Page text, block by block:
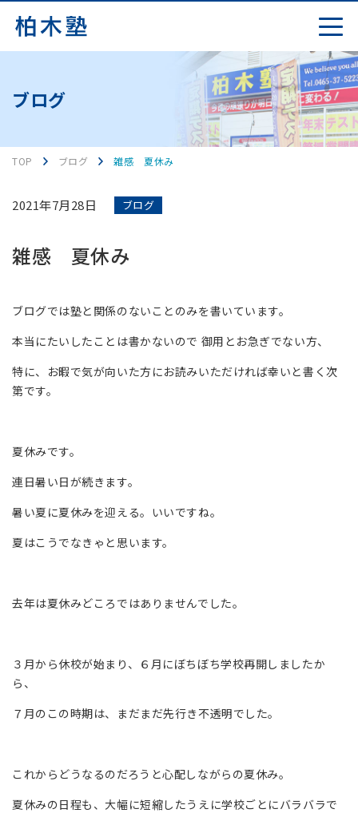
ブログ
TOP ブログ 雑感 夏休み
2021年7月28日 ブログ
雑感 夏休み
ブログでは塾と関係のないことのみを書いています。
本当にたいしたことは書かないので 御用とお急ぎでない方、
特に、お暇で気が向いた方にお読みいただければ幸いと書く次
第です。
夏休みです。
連日暑い日が続きます。
暑い夏に夏休みを迎える。いいですね。
夏はこうでなきゃと思います。
去年は夏休みどころではありませんでした。
３月から休校が始まり、６月にぼちぼち学校再開しましたか
ら、
７月のこの時期は、まだまだ先行き不透明でした。
これからどうなるのだろうと心配しながらの夏休み。
夏休みの日程も、大幅に短縮したうえに学校ごとにバラバラで